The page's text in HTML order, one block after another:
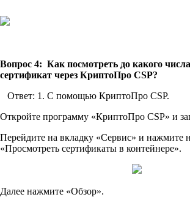
Вопрос 4: Как посмотреть до какого числа
сертификат через КриптоПро CSP?
Ответ: 1. С помощью КриптоПро CSP.
Откройте программу «КриптоПро CSP» и
Перейдите на вкладку «Сервис» и нажмите
«Просмотреть сертификаты в контейнере».
Далее нажмите «Обзор».